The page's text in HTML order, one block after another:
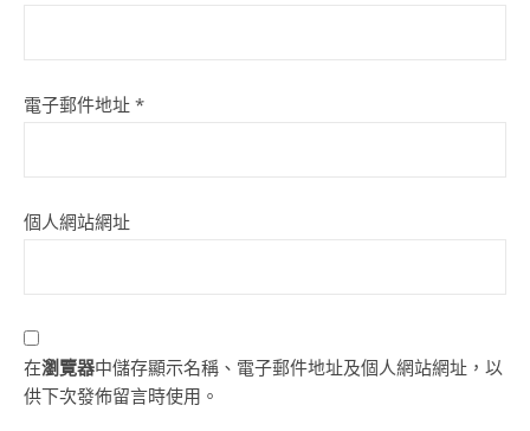
電子郵件地址 *
個人網站網址
在瀏覽器中儲存顯示名稱、電子郵件地址及個人網站網址，以
供下次發佈留言時使用。